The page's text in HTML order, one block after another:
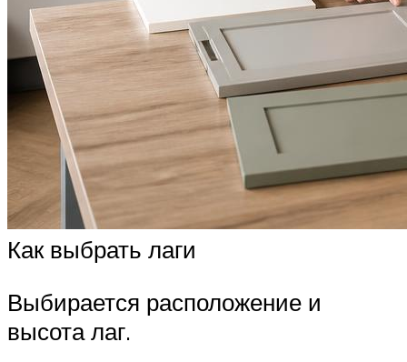
Как выбрать лаги
Выбирается расположение и
высота лаг.